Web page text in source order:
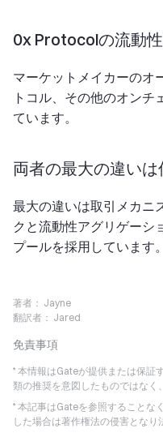
0x Protocolの流動
マーケットメイカーのオ
トコル、その他のオン
ています。
両者の最大の違いは
最大の違いは取引メカニ
クと流動性アグリゲーシ
プールを採用しています。
著者： Jayne
翻訳者： Jared
免責事項
* 本情報はGateが提供または保証
類の推奨を意図したものではなく
* 本記事はGateを参照することな
した場合は著作権法の侵害となり